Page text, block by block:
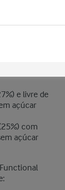
e livre de
açúcar
com
açúcar
Functional